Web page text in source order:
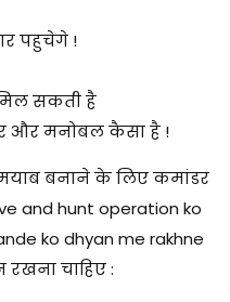
पहुचेगे !
सकती है
और मनोबल कैसा है !
बनाने के लिए कमांडर
and hunt operation ko
ko dhyan me rakhne
रखना चाहिए :